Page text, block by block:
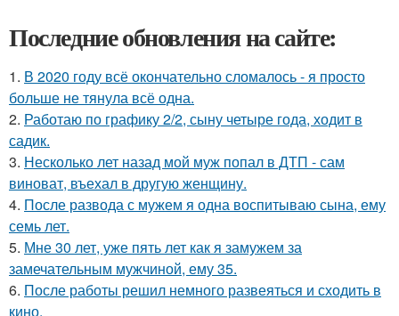
Последние обновления на сайте:
1. В 2020 году всё окончательно сломалось - я просто
больше не тянула всё одна.
2. Работаю по графику 2/2, сыну четыре года, ходит в
садик.
3. Несколько лет назад мой муж попал в ДТП - сам
виноват, въехал в другую женщину.
4. После развода с мужем я одна воспитываю сына, ему
семь лет.
5. Мне 30 лет, уже пять лет как я замужем за
замечательным мужчиной, ему 35.
6. После работы решил немного развеяться и сходить в
кино.